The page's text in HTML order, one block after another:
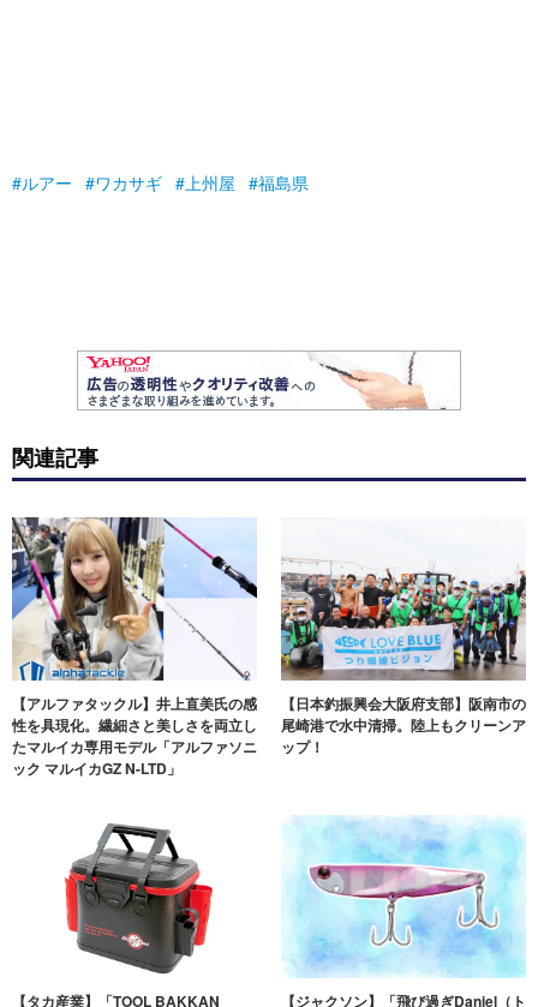
ルアー ワカサギ 上州屋 福島県
関連記事
【アルファタックル】井上直美氏の感
性を具現化。繊細さと美しさを両立し
たマルイカ専用モデル「アルファソニ
ック マルイカGZ N-LTD」
【日本釣振興会大阪府支部】阪南市の
尾崎港で水中清掃。陸上もクリーンア
ップ！
【タカ産業】「TOOL BAKKAN 【ジャクソン】「飛び過ぎDaniel（ト